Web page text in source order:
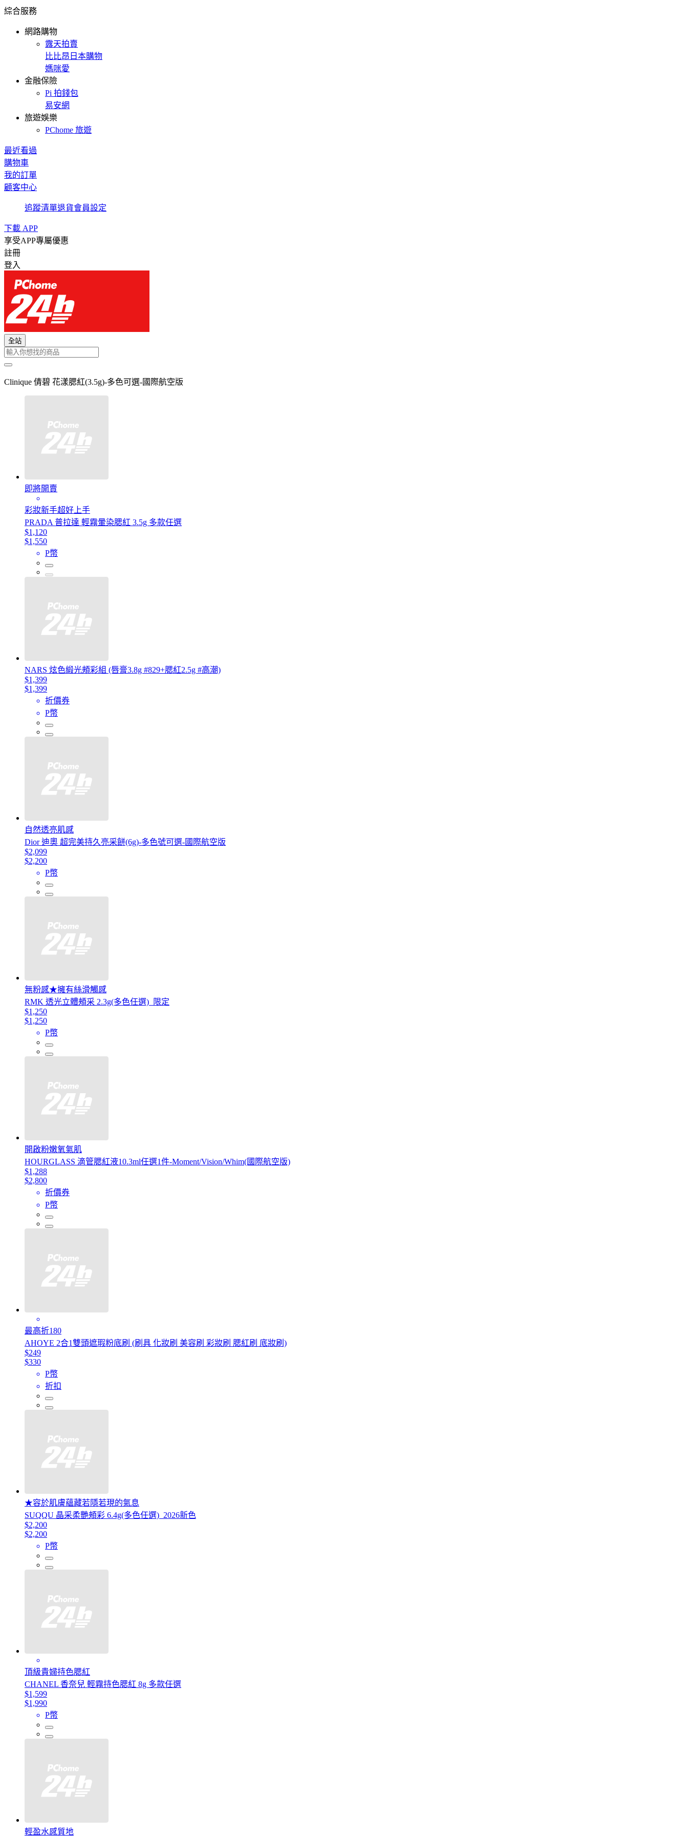
綜合服務
網路購物
露天拍賣
比比昂日本購物
媽咪愛
金融保險
Pi 拍錢包
易安網
旅遊娛樂
PChome 旅遊
最近看過
購物車
我的訂單
顧客中心
追蹤清單退貨會員設定
下載 APP
享受APP專屬優惠
註冊
登入
全站
Clinique 倩碧 花漾腮紅(3.5g)-多色可選-國際航空版
即將開賣
彩妝新手超好上手
PRADA 普拉達 輕霧暈染腮紅 3.5g 多款任選
$1,120
$1,550
P幣
NARS 炫色緞光頰彩組 (唇膏3.8g #829+腮紅2.5g #高潮)
$1,399
$1,399
折價券
P幣
自然透亮肌感
Dior 迪奧 超完美持久亮采餅(6g)-多色號可選-國際航空版
$2,099
$2,200
P幣
無粉感★擁有絲滑觸感
RMK 透光立體頰采 2.3g(多色任選)_限定
$1,250
$1,250
P幣
開啟粉嫩氧氣肌
HOURGLASS 滴管腮紅液10.3ml任選1件-Moment/Vision/Whim(國際航空版)
$1,288
$2,800
折價券
P幣
最高折180
AHOYE 2合1雙頭遮瑕粉底刷 (刷具 化妝刷 美容刷 彩妝刷 腮紅刷 底妝刷)
$249
$330
P幣
折扣
★容於肌膚蘊藏若隱若現的氣息
SUQQU 晶采柔艷頰彩 6.4g(多色任選)_2026新色
$2,200
$2,200
P幣
頂級貴婦持色腮紅
CHANEL 香奈兒 輕霧持色腮紅 8g 多款任選
$1,599
$1,990
P幣
輕盈水感質地